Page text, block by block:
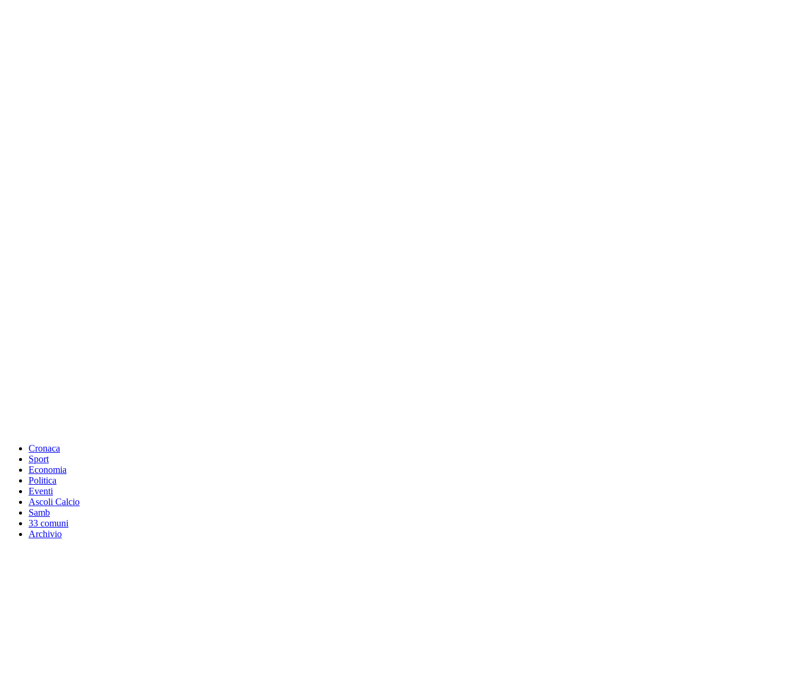
Cronaca
Sport
Economia
Politica
Eventi
Ascoli Calcio
Samb
33 comuni
Archivio